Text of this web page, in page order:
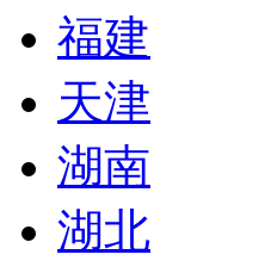
福建
天津
湖南
湖北